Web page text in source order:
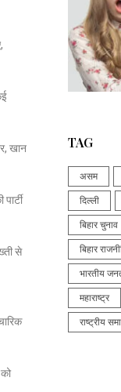
खान
से
TAG
असम
दिल्ली
बिहार चुनाव
बिहार
भारतीय
महाराष्ट्र
राष्ट्रीय